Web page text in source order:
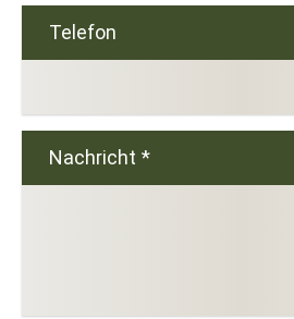
Telefon
Nachricht *